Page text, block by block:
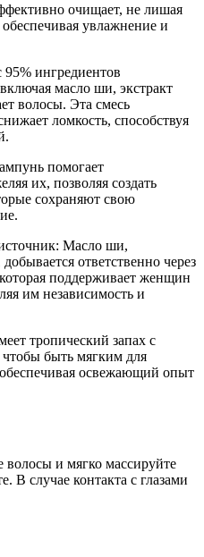
очищает, не лишая
увлажнение и
ингредиентов
масло ши, экстракт
волосы. Эта смесь
ломкость, способствуя
помогает
их, позволяя создать
сохраняют свою
Масло ши,
ответственно через
поддерживает женщин
им независимость и
тропический запах с
чтобы быть мягким для
освежающий опыт
и мягко массируйте
В случае контакта с глазами